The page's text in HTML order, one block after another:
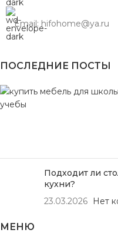
Email: hifohome@ya.ru
ПОСЛЕДНИЕ ПОСТЫ
Подходит ли
кухни?
23.03.2026
Нет
МЕНЮ